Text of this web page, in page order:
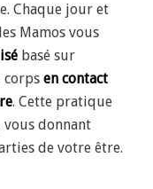
Chaque jour et
les Mamos vous
basé sur
corps en contact
. Cette pratique
vous donnant
de votre être.